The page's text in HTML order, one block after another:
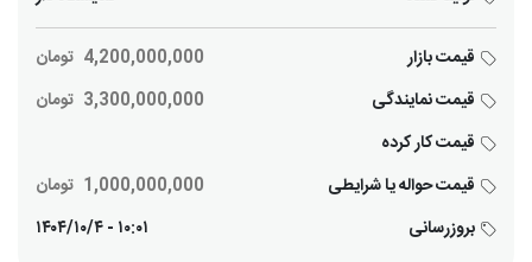
قیمت بازار 4,200,000,000 تومان
قیمت نمایندگی
3,300,000,000 تومان
قیمت کار کرده
قیمت حواله یا شرایطی
1,000,000,000 تومان
بروزرسانی
۱۰:۰۱ - ۱۴۰۴/۱۰/۴